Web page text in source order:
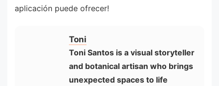
aplicación puede ofrecer!
Toni
Toni Santos is a visual storyteller
and botanical artisan who brings
unexpected spaces to life